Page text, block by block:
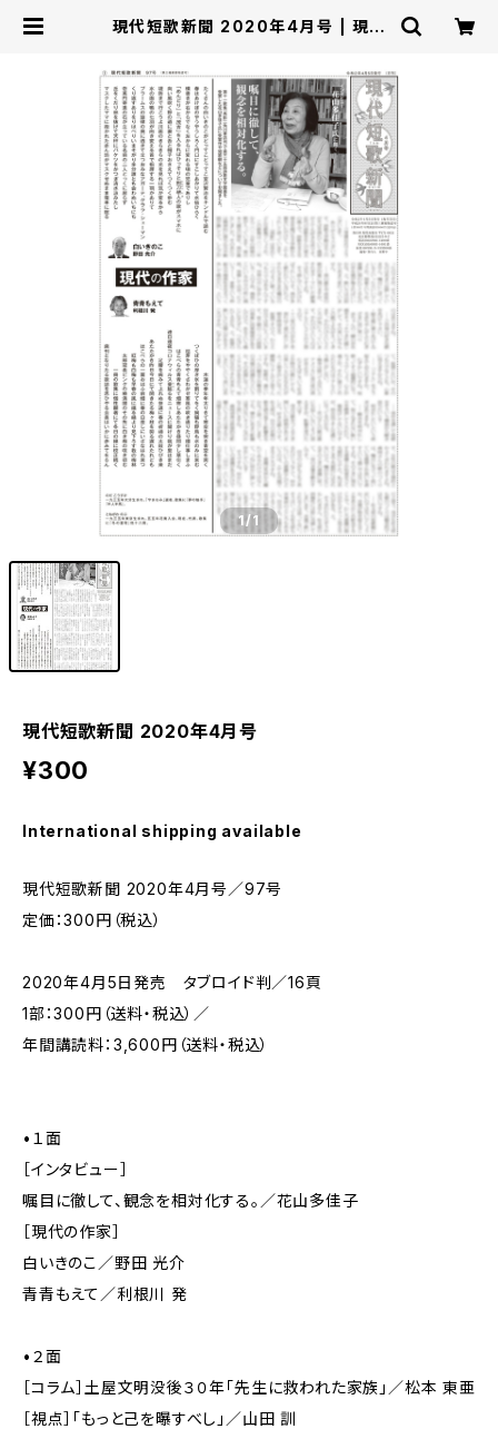
現代短歌新聞 2020年4月号 | 現代
1/1
現代短歌新聞 2020年4月号
¥300
International shipping available
現代短歌新聞 2020年4月号／97号
定価：300円（税込）
2020年4月5日発売 タブロイド判／16頁
1部：300円（送料・税込）／
年間講読料：3,600円（送料・税込）
•１面
［インタビュー］
嘱目に徹して、観念を相対化する。／花山多佳子
［現代の作家］
白いきのこ／野田 光介
青青もえて／利根川 発
•２面
［コラム］土屋文明没後３０年「先生に救われた家族」／松本 東亜
［視点］「もっと己を曝すべし」／山田 訓